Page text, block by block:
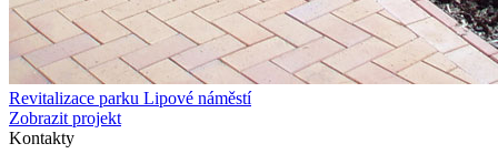
Revitalizace parku Lipové náměstí
Zobrazit projekt
Kontakty